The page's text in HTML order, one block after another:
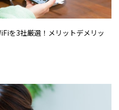
を3社厳選！メリットデメリッ